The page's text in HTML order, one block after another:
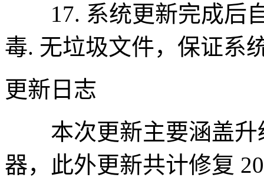
17. 系统更新完成后自
毒. 无垃圾文件，保证系
更新日志
本次更新主要涵盖升
器，此外更新共计修复